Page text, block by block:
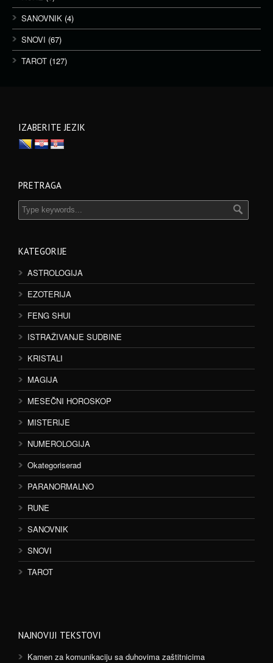
SANOVNIK (4)
SNOVI (67)
TAROT (127)
IZABERITE JEZIK
PRETRAGA
KATEGORIJE
ASTROLOGIJA
EZOTERIJA
FENG SHUI
ISTRAŽIVANJE SUDBINE
KRISTALI
MAGIJA
MESEČNI HOROSKOP
MISTERIJE
NUMEROLOGIJA
Okategoriserad
PARANORMALNO
RUNE
SANOVNIK
SNOVI
TAROT
NAJNOVIJI TEKSTOVI
Kamen za komunikaciju sa duhovima zaštitnicima